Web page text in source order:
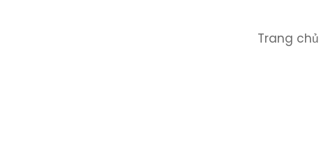
Trang chủ